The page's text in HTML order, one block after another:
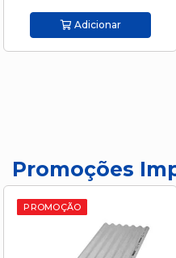
Adicionar
Promoções
PROMOÇÃO